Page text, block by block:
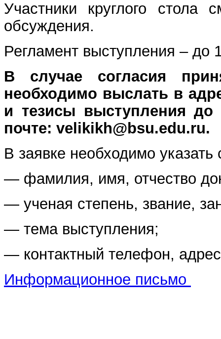
Участники круглого стола
обсуждения.
Регламент выступления – до
В случае согласия
необходимо выслать в
и тезисы выступления
почте: velikikh@bsu.edu.ru.
В заявке необходимо
— фамилия, имя, отчество
— ученая степень, звание,
— тема выступления;
— контактный телефон,
Информационное письмо